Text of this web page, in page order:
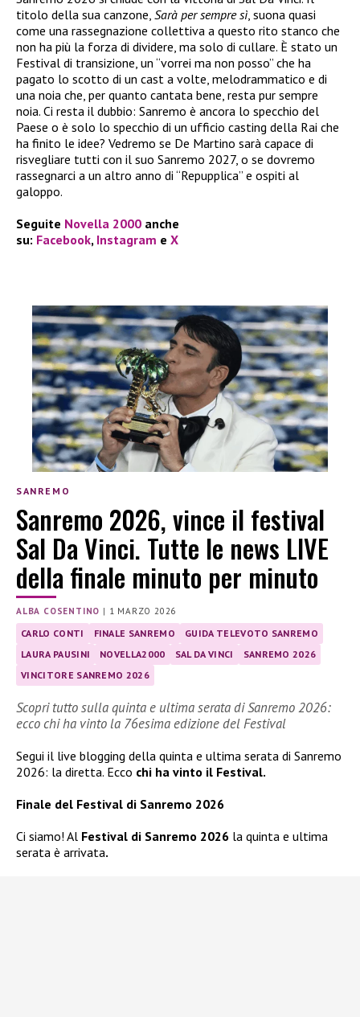
titolo della sua canzone, Sarà per sempre sì, suona quasi
come una rassegnazione collettiva a questo rito stanco che
non ha più la forza di dividere, ma solo di cullare. È stato un
Festival di transizione, un “vorrei ma non posso” che ha
pagato lo scotto di un cast a volte, melodrammatico e di
una noia che, per quanto cantata bene, resta pur sempre
noia. Ci resta il dubbio: Sanremo è ancora lo specchio del
Paese o è solo lo specchio di un ufficio casting della Rai che
ha finito le idee? Vedremo se De Martino sarà capace di
risvegliare tutti con il suo Sanremo 2027, o se dovremo
rassegnarci a un altro anno di “Repupplica” e ospiti al
galoppo.
Seguite Novella 2000 anche
su: Facebook, Instagram e X
SANREMO
Sanremo 2026, vince il festival
Sal Da Vinci. Tutte le news LIVE
della finale minuto per minuto
ALBA COSENTINO | 1 MARZO 2026
CARLO CONTI FINALE SANREMO
GUIDA TELEVOTO SANREMO
LAURA PAUSINI
NOVELLA2000 SAL DA VINCI
SANREMO 2026
VINCITORE SANREMO 2026
Scopri tutto sulla quinta e ultima serata di Sanremo 2026:
ecco chi ha vinto la 76esima edizione del Festival
Segui il live blogging della quinta e ultima serata di Sanremo
2026: la diretta. Ecco chi ha vinto il Festival.
Finale del Festival di Sanremo 2026
Ci siamo! Al Festival di Sanremo 2026 la quinta e ultima
serata è arrivata.